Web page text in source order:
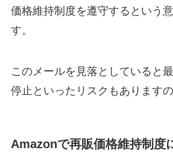
価格維持制度を遵守するという
す。
このメールを見落としていると
停止といったリスクもあります
Amazonで再販価格維持制度